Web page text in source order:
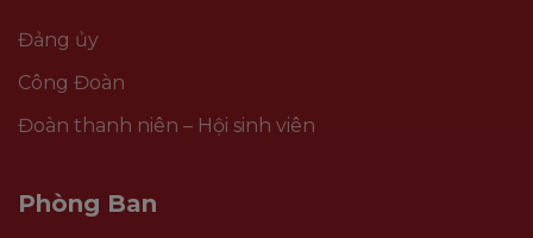
Đảng ủy
Công Đoàn
Đoàn thanh niên – Hội sinh viên
Phòng Ban